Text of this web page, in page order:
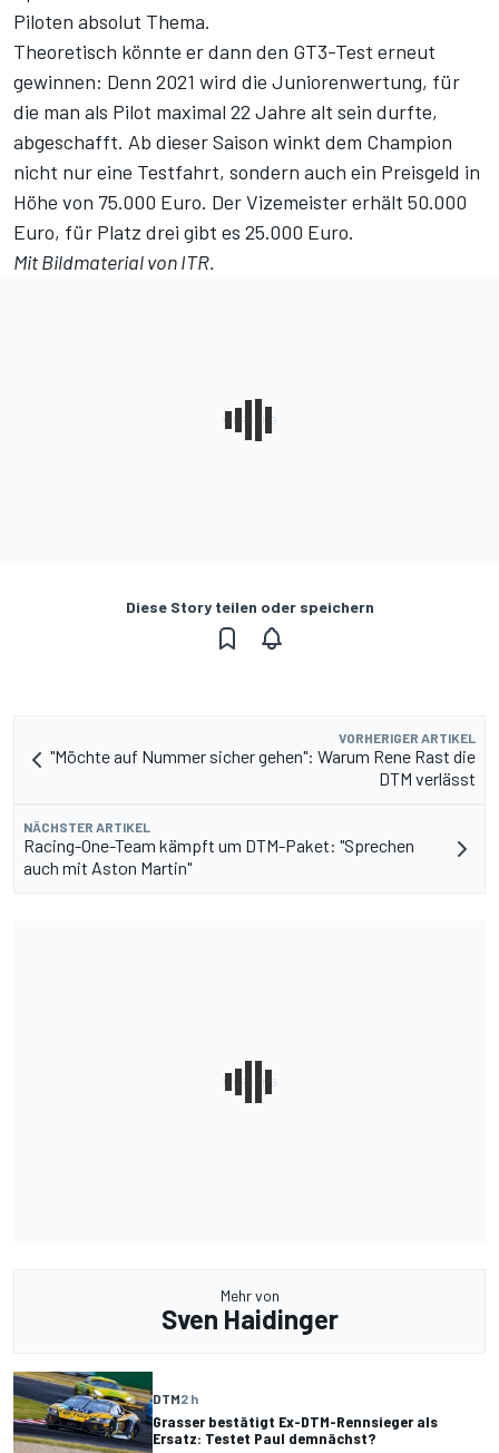
Piloten absolut Thema.
Theoretisch könnte er dann den GT3-Test erneut
gewinnen: Denn 2021 wird die Juniorenwertung, für
die man als Pilot maximal 22 Jahre alt sein durfte,
abgeschafft. Ab dieser Saison winkt dem Champion
nicht nur eine Testfahrt, sondern auch ein Preisgeld in
Höhe von 75.000 Euro. Der Vizemeister erhält 50.000
Euro, für Platz drei gibt es 25.000 Euro.
Mit Bildmaterial von ITR.
Diese Story teilen oder speichern
VORHERIGER ARTIKEL
"Möchte auf Nummer sicher gehen": Warum Rene Rast die
DTM verlässt
NÄCHSTER ARTIKEL
Racing-One-Team kämpft um DTM-Paket: "Sprechen
auch mit Aston Martin"
Mehr von
Sven Haidinger
DTM2 h
Grasser bestätigt Ex-DTM-Rennsieger als
Ersatz: Testet Paul demnächst?